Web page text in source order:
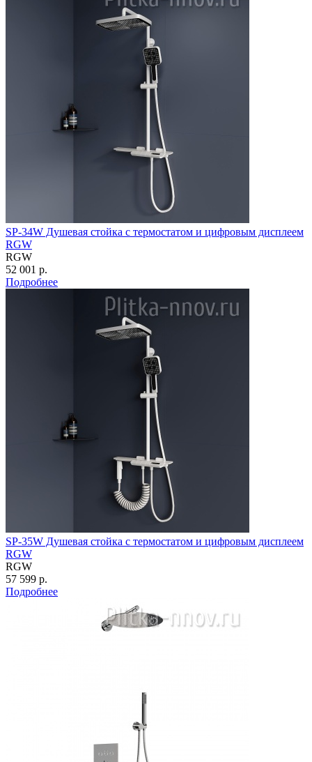
SP-34W Душевая стойка с термостатом и цифровым дисплеем
RGW
RGW
52 001 р.
Подробнее
SP-35W Душевая стойка с термостатом и цифровым дисплеем
RGW
RGW
57 599 р.
Подробнее